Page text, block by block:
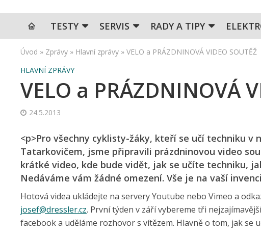
TESTY SERVIS RADY A TIPY
Úvod » Zprávy » Hlavní zprávy » VELO a PRÁZDNINOVÁ VIDEO SOUTĚŽ
HLAVNÍ ZPRÁVY
VELO a PRÁZDNINOVÁ
24.5.2013
<p>Pro všechny cyklisty-žáky, kteří se učí techniku v
Tatarkovičem, jsme připravili prázdninovou video
krátké video, kde bude vidět, jak se učíte techniku,
Nedáváme vám žádné omezení. Vše je na vaší
Hotová videa ukládejte na servery Youtube nebo Vimeo a
josef@dressler.cz. První týden v září vybereme tři
facebook a uděláme rozhovor s vítězem. Hlavně o tom, jak se